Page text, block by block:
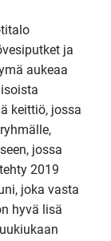
ja
aukeaa
keittiö, jossa
jossa
2019
joka vasta
hyvä lisä